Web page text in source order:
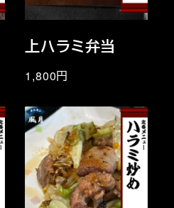
上ハラミ弁当
1,800円